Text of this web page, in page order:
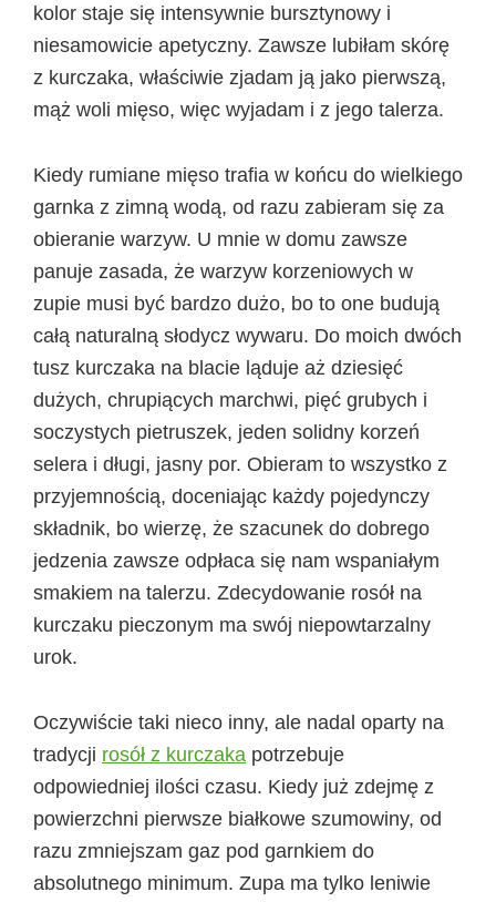
kolor staje się intensywnie bursztynowy i
niesamowicie apetyczny. Zawsze lubiłam skórę
z kurczaka, właściwie zjadam ją jako pierwszą,
mąż woli mięso, więc wyjadam i z jego talerza.
Kiedy rumiane mięso trafia w końcu do wielkiego
garnka z zimną wodą, od razu zabieram się za
obieranie warzyw. U mnie w domu zawsze
panuje zasada, że warzyw korzeniowych w
zupie musi być bardzo dużo, bo to one budują
całą naturalną słodycz wywaru. Do moich dwóch
tusz kurczaka na blacie ląduje aż dziesięć
dużych, chrupiących marchwi, pięć grubych i
soczystych pietruszek, jeden solidny korzeń
selera i długi, jasny por. Obieram to wszystko z
przyjemnością, doceniając każdy pojedynczy
składnik, bo wierzę, że szacunek do dobrego
jedzenia zawsze odpłaca się nam wspaniałym
smakiem na talerzu. Zdecydowanie rosół na
kurczaku pieczonym ma swój niepowtarzalny
urok.
Oczywiście taki nieco inny, ale nadal oparty na
tradycji rosół z kurczaka potrzebuje
odpowiedniej ilości czasu. Kiedy już zdejmę z
powierzchni pierwsze białkowe szumowiny, od
razu zmniejszam gaz pod garnkiem do
absolutnego minimum. Zupa ma tylko leniwie